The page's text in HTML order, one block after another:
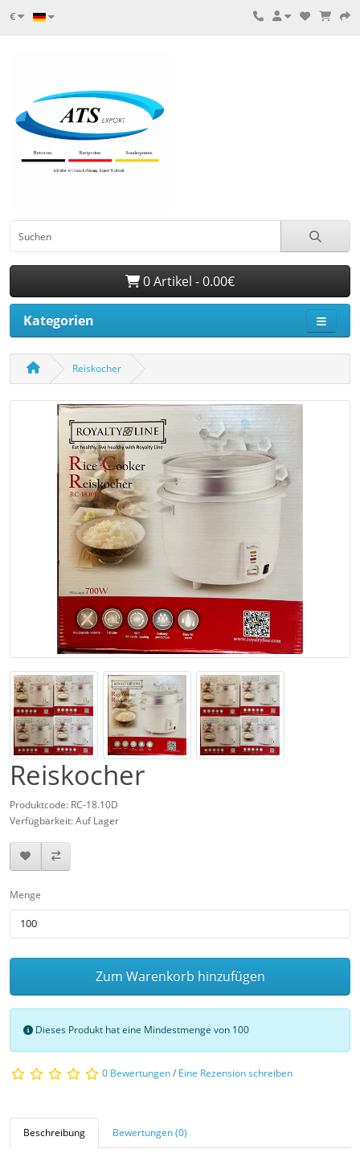
€
0 Artikel - 0.00€
Kategorien
Reiskocher
Reiskocher
Produktcode: RC-18.10D
Verfügbarkeit: Auf Lager
Menge
Zum Warenkorb hinzufügen
Dieses Produkt hat eine Mindestmenge von 100
0 Bewertungen/ Eine Rezension schreiben
Beschreibung Bewertungen (0)